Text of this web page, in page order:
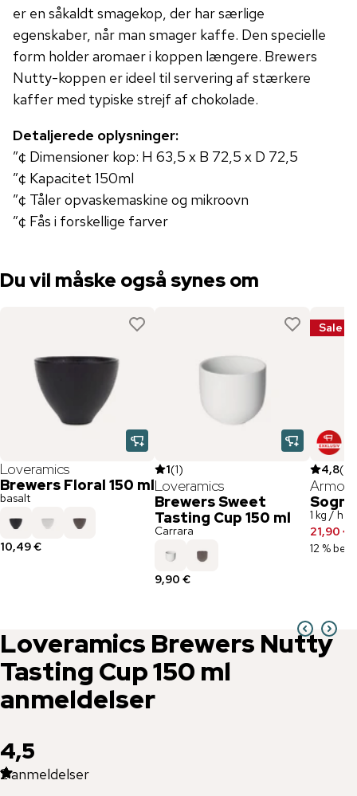
er en såkaldt smagekop, der har særlige
egenskaber, når man smager kaffe. Den specielle
form holder aromaer i koppen længere. Brewers
Nutty-koppen er ideel til servering af stærkere
kaffer med typiske strejf af chokolade.
Detaljerede oplysninger:
”¢ Dimensioner kop: H 63,5 x B 72,5 x D 72,5
”¢ Kapacitet 150ml
”¢ Tåler opvaskemaskine og mikroovn
”¢ Fås i forskellige farver
Du vil måske også synes om
Loveramics
Brewers Floral 150 ml
basalt
10,49 €
1(1)
Loveramics
Brewers Sweet
Tasting Cup 150 ml
Carrara
9,90 €
Sale
4,8(
1 kg /
21,90 €
12 %
Loveramics Brewers Nutty
Tasting Cup 150 ml
anmeldelser
4,5
2anmeldelser